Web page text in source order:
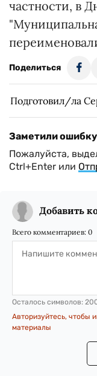
частности, в
Поделиться
Подготовил/ла
Заметили
Пожалуйста,
Ctrl+Enter или
Добавить
Всего комментариев: 0
Осталось символов:
Авторизуйтесь, чтобы
материалы